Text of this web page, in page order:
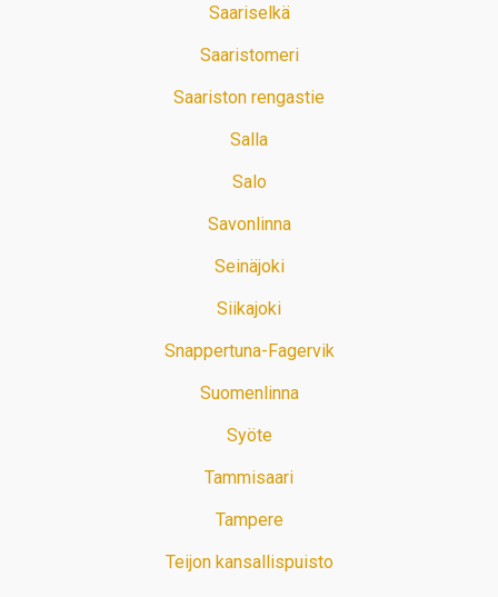
Saariselkä
Saaristomeri
Saariston rengastie
Salla
Salo
Savonlinna
Seinäjoki
Siikajoki
Snappertuna-Fagervik
Suomenlinna
Syöte
Tammisaari
Tampere
Teijon kansallispuisto